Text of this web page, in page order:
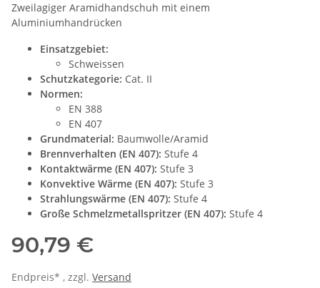
Zweilagiger Aramidhandschuh mit einem
Aluminiumhandrücken
Einsatzgebiet:
Schweissen
Schutzkategorie: Cat. II
Normen:
EN 388
EN 407
Grundmaterial: Baumwolle/Aramid
Brennverhalten (EN 407): Stufe 4
Kontaktwärme (EN 407): Stufe 3
Konvektive Wärme (EN 407): Stufe 3
Strahlungswärme (EN 407): Stufe 4
Große Schmelzmetallspritzer (EN 407): Stufe 4
90,79 €
Endpreis* , zzgl. Versand